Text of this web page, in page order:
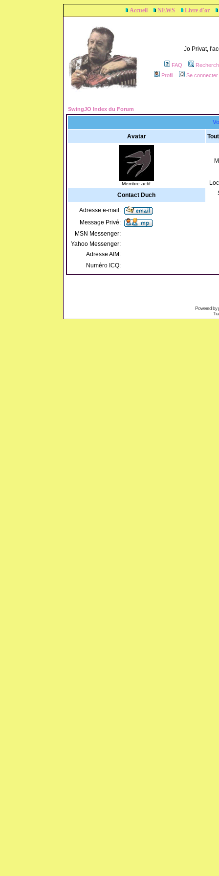
Accueil NEWS Livre d'or
Jo Privat,
FAQ
Profil
Se
SwingJO Index du Forum
Avatar
Membre actif
Contact Duch
Adresse e-mail:
Message Privé:
MSN Messenger:
Yahoo Messenger:
Adresse AIM:
Numéro ICQ:
Powered by